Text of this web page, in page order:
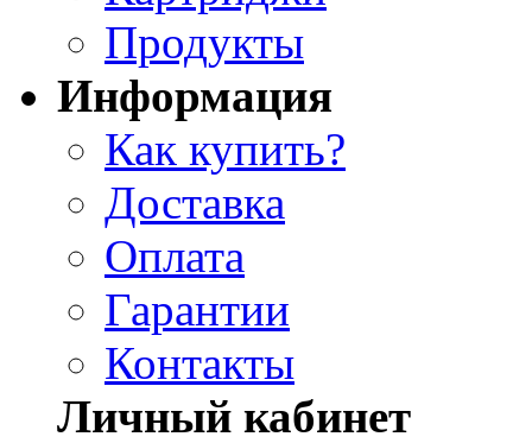
Продукты
Информация
Как купить?
Доставка
Оплата
Гарантии
Контакты
Личный кабинет